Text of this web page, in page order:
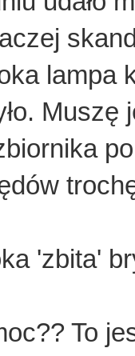
lampa
'zbita'
To